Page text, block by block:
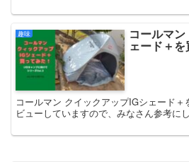
趣味 コールマ
ェード＋を
コールマン クイックアップIGシェード
ビューしていますので、みなさん参考に